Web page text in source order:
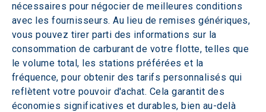
nécessaires pour négocier de meilleures conditions
avec les fournisseurs. Au lieu de remises génériques,
vous pouvez tirer parti des informations sur la
consommation de carburant de votre flotte, telles que
le volume total, les stations préférées et la
fréquence, pour obtenir des tarifs personnalisés qui
reflètent votre pouvoir d'achat. Cela garantit des
économies significatives et durables, bien au-delà